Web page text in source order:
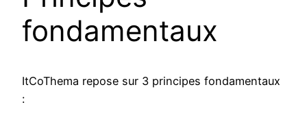
fondamentaux
ItCoThema repose sur 3 principes fondamentaux
: